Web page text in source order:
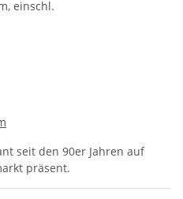
einschl.
seit den 90er Jahren auf
präsent.